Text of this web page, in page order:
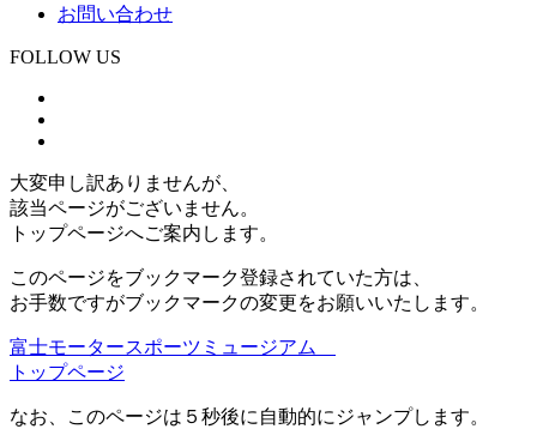
お問い合わせ
FOLLOW US
大変申し訳ありませんが、
該当ページがございません。
トップページへご案内します。
このページをブックマーク登録されていた方は、
お手数ですがブックマークの変更をお願いいたします。
富士モータースポーツミュージアム
トップページ
なお、このページは５秒後に自動的にジャンプします。